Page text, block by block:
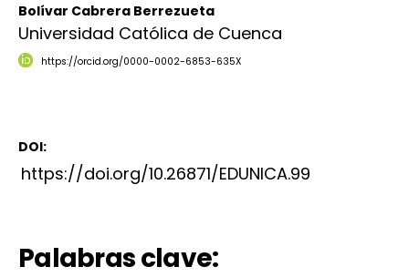
Bolívar Cabrera Berrezueta
Universidad Católica de Cuenca
https://orcid.org/0000-0002-6853-635X
DOI:
https://doi.org/10.26871/EDUNICA.99
Palabras clave: